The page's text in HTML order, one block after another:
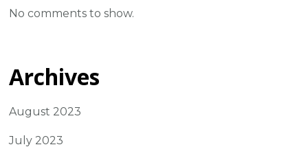
No comments to show.
Archives
August 2023
July 2023